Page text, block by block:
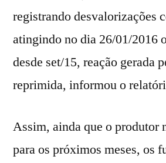
registrando desvalorizações
atingindo no dia 26/01/2016
desde set/15, reação gerada
reprimida, informou o
Assim, ainda que o produtor
para os próximos meses, os